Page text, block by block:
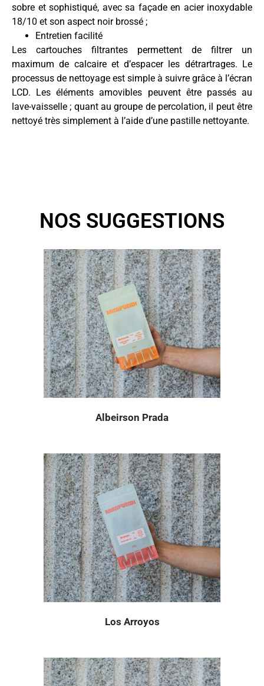
sobre et sophistiqué, avec sa façade en acier inoxydable
18/10 et son aspect noir brossé ;
Entretien facilité
Les cartouches filtrantes permettent de filtrer un
maximum de calcaire et d’espacer les détrartrages. Le
processus de nettoyage est simple à suivre grâce à l’écran
LCD. Les éléments amovibles peuvent être passés au
lave-vaisselle ; quant au groupe de percolation, il peut être
nettoyé très simplement à l’aide d’une pastille nettoyante.
NOS SUGGESTIONS
Albeirson Prada
Los Arroyos